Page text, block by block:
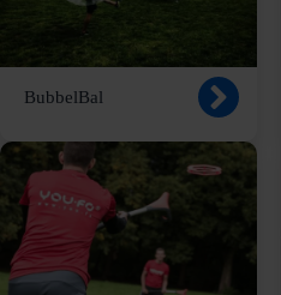
BubbelBal